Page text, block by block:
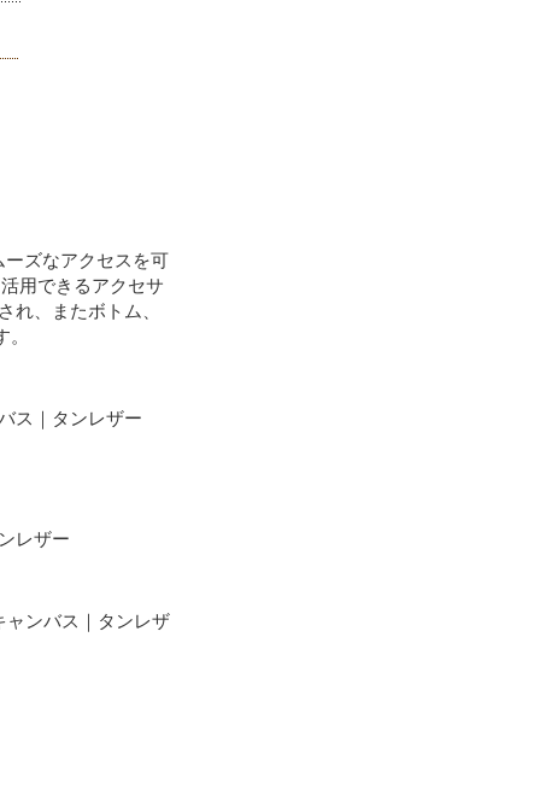
ズなアクセスを可
用できるアクセサ
れ、またボトム、
ス｜タンレザー
レザー
ャンバス｜タンレザ